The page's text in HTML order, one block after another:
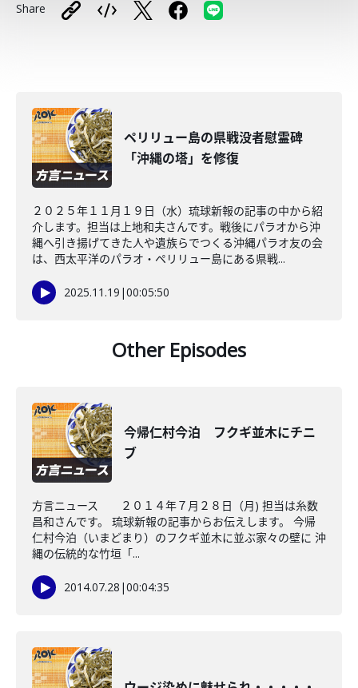
Share
ペリリュー島の県戦没者慰霊碑
「沖縄の塔」を修復
２０２５年１１月１９日（水）琉球新報の記事の中から紹
介します。担当は上地和夫さんです。戦後にパラオから沖
縄へ引き揚げてきた人や遺族らでつくる沖縄パラオ友の会
は、西太平洋のパラオ・ペリリュー島にある県戦...
2025.11.19 |00:05:50
Other Episodes
今帰仁村今泊 フクギ並木にチニ
ブ
方言ニュース ２０１４年７月２８日（月) 担当は糸数
昌和さんです。 琉球新報の記事からお伝えします。 今帰
仁村今泊（いまどまり）のフクギ並木に並ぶ家々の壁に 沖
縄の伝統的な竹垣「...
2014.07.28 |00:04:35